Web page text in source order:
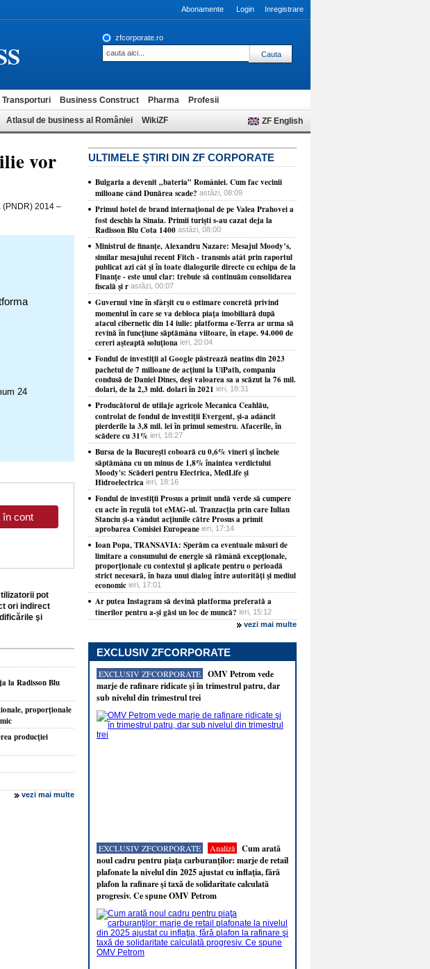
Abonamente Login Inregistrare
zfcorporate.ro
Transporturi Business Construct Pharma Profesii
Atlasul de business al României WikiZF ZF English
vor
(PNDR) 2014 –
24
pot
ori indirect
şi
la Radisson Blu
proporţionale
producţiei
vezi mai multe
ULTIMELE ŞTIRI DIN ZF CORPORATE
Bulgaria a devenit „bateria” României. Cum fac vecinii
milioane când Dunărea scade? astăzi, 08:09
​Primul hotel de brand internaţional de pe Valea Prahovei a
fost deschis la Sinaia. Primii turişti s-au cazat deja la
Radisson Blu Cota 1400 astăzi, 08:00
Ministrul de finanţe, Alexandru Nazare: Mesajul Moody’s,
similar mesajului recent Fitch - transmis atât prin raportul
publicat azi cât şi în toate dialogurile directe cu echipa de la
Finanţe - este unul clar: trebuie să continuăm consolidarea
fiscală şi r astăzi, 00:07
Guvernul vine în sfârşit cu o estimare concretă privind
momentul în care se va debloca piaţa imobiliară după
atacul cibernetic din 14 iulie: platforma e-Terra ar urma să
revină în funcţiune săptămâna viitoare, în etape. 94.000 de
cereri aşteaptă soluţiona ieri, 20:04
Fondul de investiţii al Google păstrează neatins din 2023
pachetul de 7 milioane de acţiuni la UiPath, compania
condusă de Daniel Dines, deşi valoarea sa a scăzut la 76 mil.
dolari, de la 2,3 mld. dolari în 2021 ieri, 18:31
Producătorul de utilaje agricole Mecanica Ceahlău,
controlat de fondul de investiţii Evergent, şi-a adâncit
pierderile la 3,8 mil. lei în primul semestru. Afacerile, în
scădere cu 31% ieri, 18:27
Bursa de la Bucureşti coboară cu 0,6% vineri şi încheie
săptămâna cu un minus de 1,8% înaintea verdictului
Moody's: Scăderi pentru Electrica, MedLife şi
Hidroelectrica ieri, 18:16
Fondul de investiţii Prosus a primit undă verde să cumpere
cu acte în regulă tot eMAG-ul. Tranzacţia prin care Iulian
Stanciu şi-a vândut acţiunile către Prosus a primit
aprobarea Comisiei Europeane ieri, 17:14
Ioan Popa, TRANSAVIA: Sperăm ca eventuale măsuri de
limitare a consumului de energie să rămână excepţionale,
proporţionale cu contextul şi aplicate pentru o perioadă
strict necesară, în baza unui dialog între autorităţi şi mediul
economic ieri, 17:01
Ar putea Instagram să devină platforma preferată a
tinerilor pentru a-şi găsi un loc de muncă? ieri, 15:12
vezi mai multe
EXCLUSIV ZFCORPORATE
EXCLUSIV ZFCORPORATE
OMV Petrom vede
marje de rafinare ridicate şi în trimestrul patru, dar
sub nivelul din trimestrul trei
EXCLUSIV ZFCORPORATE Analiză
Cum arată
noul cadru pentru piaţa carburanţilor: marje de retail
plafonate la nivelul din 2025 ajustat cu inflaţia, fără
plafon la rafinare şi taxă de solidaritate calculată
progresiv. Ce spune OMV Petrom